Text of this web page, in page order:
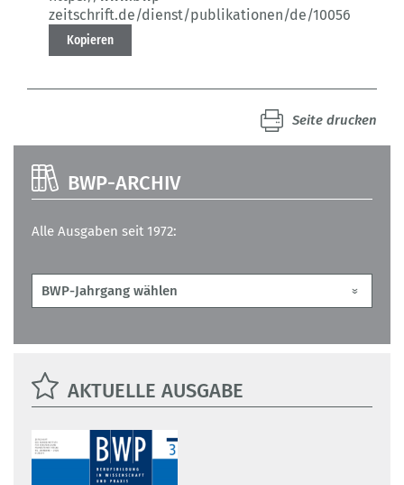
zeitschrift.de/dienst/publikationen/de/10056
Kopieren
Seite drucken
BWP-ARCHIV
Alle Ausgaben seit 1972:
AKTUELLE AUSGABE